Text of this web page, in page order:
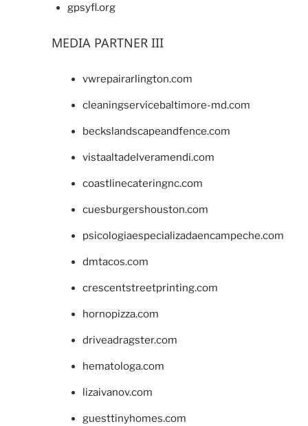
gpsyfl.org
MEDIA PARTNER III
vwrepairarlington.com
cleaningservicebaltimore-md.com
beckslandscapeandfence.com
vistaaltadelveramendi.com
coastlinecateringnc.com
cuesburgershouston.com
psicologiaespecializadaencampeche.com
dmtacos.com
crescentstreetprinting.com
hornopizza.com
driveadragster.com
hematologa.com
lizaivanov.com
guesttinyhomes.com